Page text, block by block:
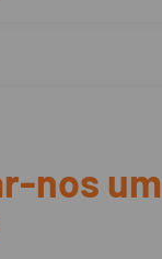
nos um